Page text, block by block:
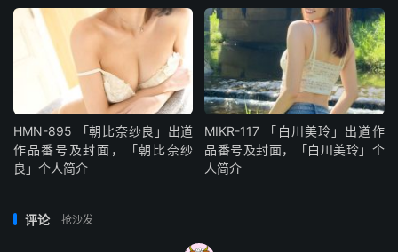
HMN-895 「朝比奈纱良」出道
作品番号及封面，「朝比奈纱
良」个人简介
MIKR-117 「白川美玲」出道作
品番号及封面，「白川美玲」个
人简介
评论 抢沙发